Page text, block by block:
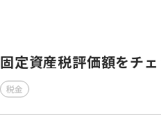
固定資産税評価額をチ
税金